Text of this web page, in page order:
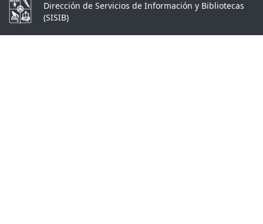
Dirección de Servicios de Información y Bibliotecas
(SISIB)